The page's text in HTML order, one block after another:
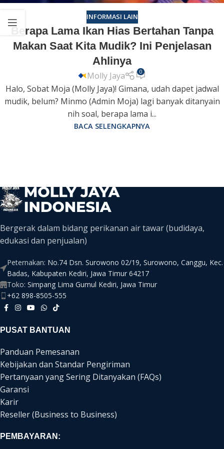
INFORMASI LAIN
Berapa Lama Ikan Hias Bertahan Tanpa
Makan Saat Kita Mudik? Ini Penjelasan
Ahlinya
Molly Jaya 0
Halo, Sobat Moja (Molly Jaya)! Gimana, udah dapet jadwal
mudik, belum? Minmo (Admin Moja) lagi banyak ditanyain
nih soal, berapa lama i...
BACA SELENGKAPNYA
Bergerak dalam bidang perikanan air tawar (budidaya,
edukasi dan penjualan)
Peternakan: No.74 Dsn. Surowono 02/19, Surowono, Canggu, Kec.
Badas, Kabupaten Kediri, Jawa Timur 64217
Toko: Simpang Lima Gumul Kediri, Jawa Timur
+62 898-8505-555
PUSAT BANTUAN
Panduan Pemesanan
Kebijakan dan Standar Pengiriman
Pertanyaan yang Sering Ditanyakan (FAQs)
Garansi
Karir
Reseller (Business to Business)
PEMBAYARAN: